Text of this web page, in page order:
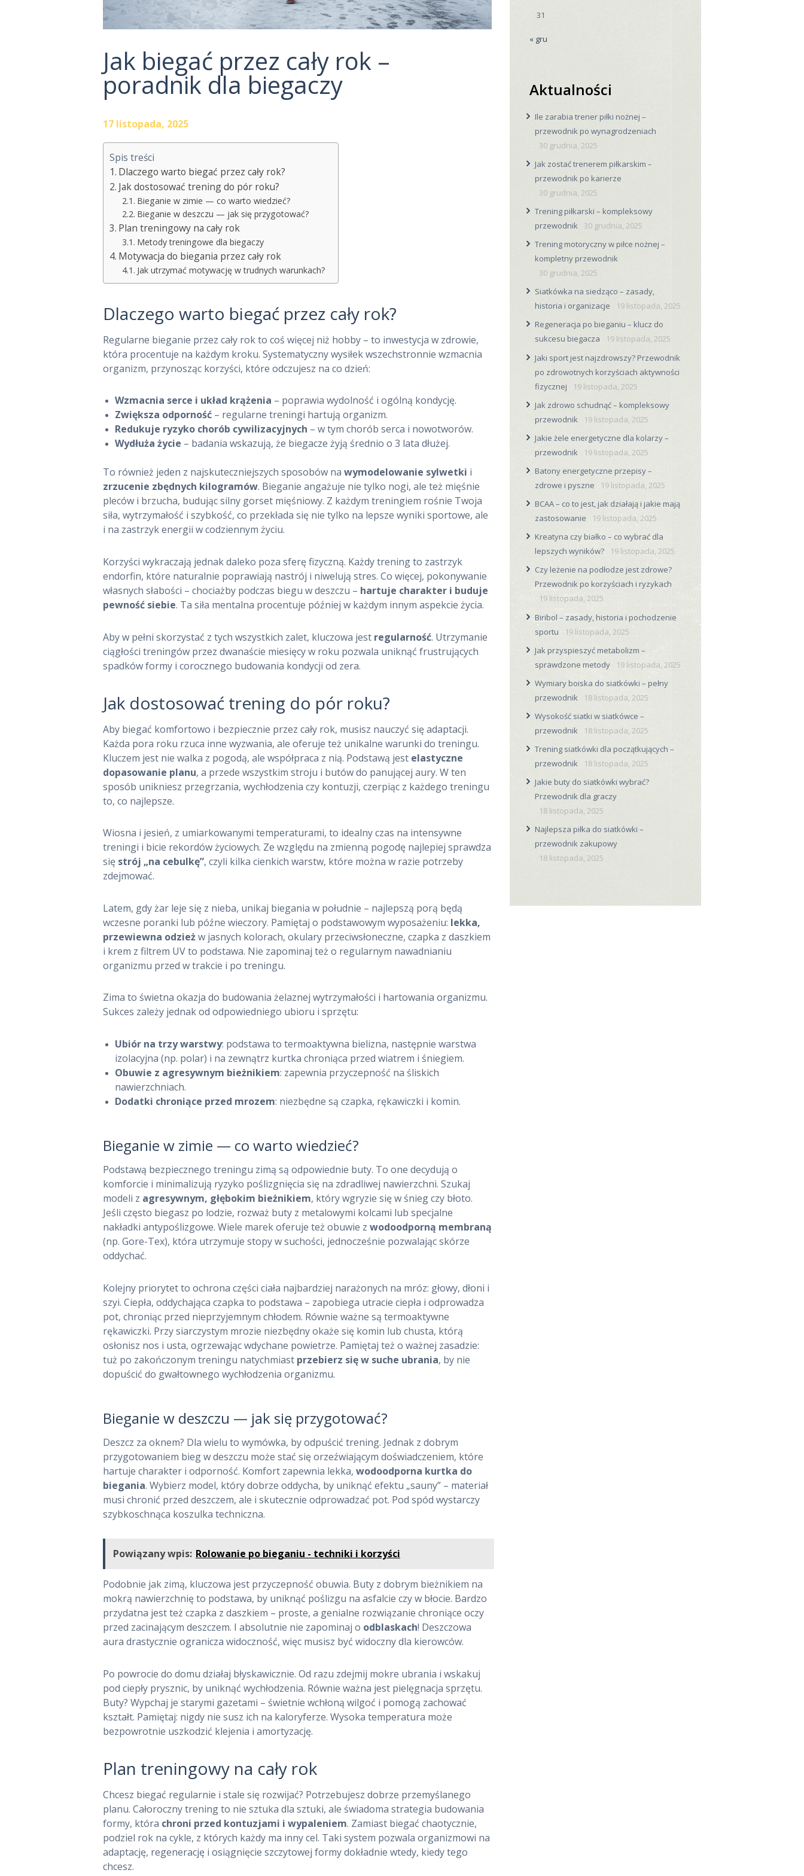
PIŁKA NOŻNA
MAPA STRONY
Jak biegać przez cały rok –
poradnik dla biegaczy
17 listopada, 2025
Spis treści
Dlaczego warto biegać przez cały rok?
Jak dostosować trening do pór roku?
Bieganie w zimie — co warto wiedzieć?
Bieganie w deszczu — jak się przygotować?
Plan treningowy na cały rok
Metody treningowe dla biegaczy
Motywacja do biegania przez cały rok
Jak utrzymać motywację w trudnych warunkach?
Dlaczego warto biegać przez cały rok?
Regularne bieganie przez cały rok to coś więcej niż hobby – to inwestycja w zdrowie,
która procentuje na każdym kroku. Systematyczny wysiłek wszechstronnie wzmacnia
organizm, przynosząc korzyści, które odczujesz na co dzień:
Wzmacnia serce i układ krążenia – poprawia wydolność i ogólną kondycję.
Zwiększa odporność– regularne treningi hartują organizm.
Redukuje ryzyko chorób cywilizacyjnych – w tym chorób serca i nowotworów.
Wydłuża życie – badania wskazują, że biegacze żyją średnio o 3 lata dłużej.
To również jeden z najskuteczniejszych sposobów na wymodelowanie sylwetki i
zrzucenie zbędnych kilogramów. Bieganie angażuje nie tylko nogi, ale też mięśnie
pleców i brzucha, budując silny gorset mięśniowy. Z każdym treningiem rośnie Twoja
siła, wytrzymałość i szybkość, co przekłada się nie tylko na lepsze wyniki sportowe, ale
i na zastrzyk energii w codziennym życiu.
Korzyści wykraczają jednak daleko poza sferę fizyczną. Każdy trening to zastrzyk
endorfin, które naturalnie poprawiają nastrój i niwelują stres. Co więcej, pokonywanie
własnych słabości – chociażby podczas biegu w deszczu – hartuje charakter i buduje
pewność siebie. Ta siła mentalna procentuje później w każdym innym aspekcie życia.
Aby w pełni skorzystać z tych wszystkich zalet, kluczowa jest regularność. Utrzymanie
ciągłości treningów przez dwanaście miesięcy w roku pozwala uniknąć frustrujących
spadków formy i corocznego budowania kondycji od zera.
Jak dostosować trening do pór roku?
Aby biegać komfortowo i bezpiecznie przez cały rok, musisz nauczyć się adaptacji.
Każda pora roku rzuca inne wyzwania, ale oferuje też unikalne warunki do treningu.
Kluczem jest nie walka z pogodą, ale współpraca z nią. Podstawą jest elastyczne
dopasowanie planu, a przede wszystkim stroju i butów do panującej aury. W ten
sposób unikniesz przegrzania, wychłodzenia czy kontuzji, czerpiąc z każdego treningu
to, co najlepsze.
Wiosna i jesień, z umiarkowanymi temperaturami, to idealny czas na intensywne
treningi i bicie rekordów życiowych. Ze względu na zmienną pogodę najlepiej sprawdza
się strój „na cebulkę”, czyli kilka cienkich warstw, które można w razie potrzeby
zdejmować.
Latem, gdy żar leje się z nieba, unikaj biegania w południe – najlepszą porą będą
wczesne poranki lub późne wieczory. Pamiętaj o podstawowym wyposażeniu: lekka,
przewiewna odzieżw jasnych kolorach, okulary przeciwsłoneczne, czapka z daszkiem
i krem z filtrem UV to podstawa. Nie zapominaj też o regularnym nawadnianiu
organizmu przed w trakcie i po treningu.
Zima to świetna okazja do budowania żelaznej wytrzymałości i hartowania organizmu.
Sukces zależy jednak od odpowiedniego ubioru i sprzętu:
Ubiór na trzy warstwy: podstawa to termoaktywna bielizna, następnie warstwa
izolacyjna (np. polar) i na zewnątrz kurtka chroniąca przed wiatrem i śniegiem.
Obuwie z agresywnym bieżnikiem: zapewnia przyczepność na śliskich
nawierzchniach.
Dodatki chroniące przed mrozem: niezbędne są czapka, rękawiczki i komin.
Bieganie w zimie — co warto wiedzieć?
Podstawą bezpiecznego treningu zimą są odpowiednie buty. To one decydują o
komforcie i minimalizują ryzyko poślizgnięcia się na zdradliwej nawierzchni. Szukaj
modeli z agresywnym, głębokim bieżnikiem, który wgryzie się w śnieg czy błoto.
Jeśli często biegasz po lodzie, rozważ buty z metalowymi kolcami lub specjalne
nakładki antypoślizgowe. Wiele marek oferuje też obuwie z wodoodporną membraną
(np. Gore-Tex), która utrzymuje stopy w suchości, jednocześnie pozwalając skórze
oddychać.
Kolejny priorytet to ochrona części ciała najbardziej narażonych na mróz: głowy, dłoni i
szyi. Ciepła, oddychająca czapka to podstawa – zapobiega utracie ciepła i odprowadza
pot, chroniąc przed nieprzyjemnym chłodem. Równie ważne są termoaktywne
rękawiczki. Przy siarczystym mrozie niezbędny okaże się komin lub chusta, którą
osłonisz nos i usta, ogrzewając wdychane powietrze. Pamiętaj też o ważnej zasadzie:
tuż po zakończonym treningu natychmiast przebierz się w suche ubrania, by nie
dopuścić do gwałtownego wychłodzenia organizmu.
Bieganie w deszczu — jak się przygotować?
Deszcz za oknem? Dla wielu to wymówka, by odpuścić trening. Jednak z dobrym
przygotowaniem bieg w deszczu może stać się orzeźwiającym doświadczeniem, które
hartuje charakter i odporność. Komfort zapewnia lekka, wodoodporna kurtka do
biegania. Wybierz model, który dobrze oddycha, by uniknąć efektu „sauny” – materiał
musi chronić przed deszczem, ale i skutecznie odprowadzać pot. Pod spód wystarczy
szybkoschnąca koszulka techniczna.
Powiązany wpis: Rolowanie po bieganiu - techniki i korzyści
Podobnie jak zimą, kluczowa jest przyczepność obuwia. Buty z dobrym bieżnikiem na
mokrą nawierzchnię to podstawa, by uniknąć poślizgu na asfalcie czy w błocie. Bardzo
przydatna jest też czapka z daszkiem – proste, a genialne rozwiązanie chroniące oczy
przed zacinającym deszczem. I absolutnie nie zapominaj o odblaskach! Deszczowa
aura drastycznie ogranicza widoczność, więc musisz być widoczny dla kierowców.
Po powrocie do domu działaj błyskawicznie. Od razu zdejmij mokre ubrania i wskakuj
pod ciepły prysznic, by uniknąć wychłodzenia. Równie ważna jest pielęgnacja sprzętu.
Buty? Wypchaj je starymi gazetami – świetnie wchłoną wilgoć i pomogą zachować
kształt. Pamiętaj: nigdy nie susz ich na kaloryferze. Wysoka temperatura może
bezpowrotnie uszkodzić klejenia i amortyzację.
Plan treningowy na cały rok
Chcesz biegać regularnie i stale się rozwijać? Potrzebujesz dobrze przemyślanego
planu. Całoroczny trening to nie sztuka dla sztuki, ale świadoma strategia budowania
formy, która chroni przed kontuzjami i wypaleniem. Zamiast biegać chaotycznie,
podziel rok na cykle, z których każdy ma inny cel. Taki system pozwala organizmowi na
adaptację, regenerację i osiągnięcie szczytowej formy dokładnie wtedy, kiedy tego
chcesz.
31
« gru
Aktualności
Ile zarabia trener piłki nożnej –
przewodnik po wynagrodzeniach
30 grudnia, 2025
Jak zostać trenerem piłkarskim –
przewodnik po karierze
30 grudnia, 2025
Trening piłkarski – kompleksowy
przewodnik
30 grudnia, 2025
Trening motoryczny w piłce nożnej –
kompletny przewodnik
30 grudnia, 2025
Siatkówka na siedząco – zasady,
historia i organizacje
19 listopada, 2025
Regeneracja po bieganiu – klucz do
sukcesu biegacza
19 listopada, 2025
Jaki sport jest najzdrowszy? Przewodnik
po zdrowotnych korzyściach aktywności
fizycznej
19 listopada, 2025
Jak zdrowo schudnąć – kompleksowy
przewodnik
19 listopada, 2025
Jakie żele energetyczne dla kolarzy –
przewodnik
19 listopada, 2025
Batony energetyczne przepisy –
zdrowe i pyszne
19 listopada, 2025
BCAA – co to jest, jak działają i jakie mają
zastosowanie
19 listopada, 2025
Kreatyna czy białko – co wybrać dla
lepszych wyników?
19 listopada, 2025
Czy leżenie na podłodze jest zdrowe?
Przewodnik po korzyściach i ryzykach
19 listopada, 2025
Biribol – zasady, historia i pochodzenie
sportu
19 listopada, 2025
Jak przyspieszyć metabolizm –
sprawdzone metody
19 listopada, 2025
Wymiary boiska do siatkówki – pełny
przewodnik
18 listopada, 2025
Wysokość siatki w siatkówce –
przewodnik
18 listopada, 2025
Trening siatkówki dla początkujących –
przewodnik
18 listopada, 2025
Jakie buty do siatkówki wybrać?
Przewodnik dla graczy
18 listopada, 2025
Najlepsza piłka do siatkówki –
przewodnik zakupowy
18 listopada, 2025